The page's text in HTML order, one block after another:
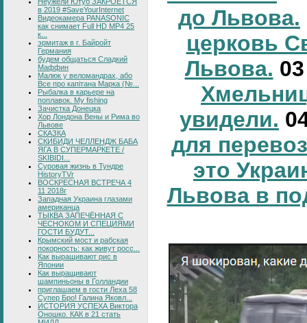
в 2019 #SaveYourInternet
Видеокамера PANASONIC
как снимает Full HD MP4 25
к...
эрмитаж в г. Байройт
Германия
будем общаться Сладкий
Маффин
Малюк у веломандрах, або
Все про капітана Марка (№...
Рыбалка в карьере на
поплавок. My fishing
Зачистка Донецка
Хор Лондона Вены и Рима во
Львове
СКАЗКА
СКИБИДИ ЧЕЛЛЕНДЖ БАБА
ЯГА В СУПЕРМАРКЕТЕ /
SKIBIDI...
Суровая жизнь в Тундре
HistoryTVr
ВОСКРЕСНАЯ ВСТРЕЧА 4
11 2018г
Западная Украина глазами
американца
ТЫКВА ЗАПЕЧЁННАЯ С
ЧЕСНОКОМ И СПЕЦИЯМИ
ГОСТИ БУДУТ...
Крымский мост и рабская
покорность: как живут росс...
Как выращивают рис в
Японии
Как выращивают
шампиньоны в Голландии
приглашаем в гости Леха 58
Супер Бро! Галина Яковл...
ИСТОРИЯ УСПЕХА Виктора
Оношко. КАК в 21 стать
до Львова.
церковь
Львова.
увидели.
для
это
Львова в